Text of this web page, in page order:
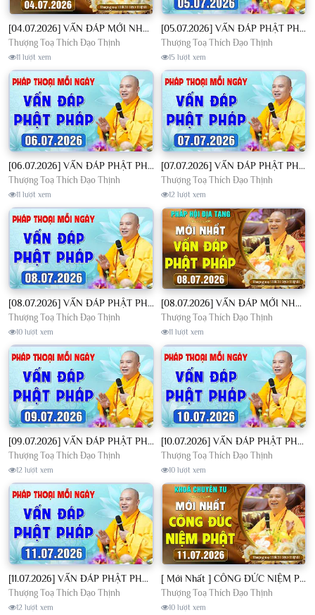
[04.07.2026] VẤN ĐÁP MỚI NHẤT - Pháp Hội Địa Tạng Chùa Khai Nguyên | TT. Thích Đạo Thịnh
Thượng Toạ Thích Đạo Thịnh
11 lượt xem
[05.07.2026] VẤN ĐÁP PHẬT PHÁP - Nghe Thầy giảng Pháp mỗi ngày CÔNG ĐỨC VÔ LƯỢNG│TT. Thích Đạo Thịnh
Thượng Toạ Thích Đạo Thịnh
15 lượt xem
[06.07.2026] VẤN ĐÁP PHẬT PHÁP - Nghe Thầy giảng Pháp mỗi ngày CÔNG ĐỨC VÔ LƯỢNG│TT. Thích Đạo Thịnh
Thượng Toạ Thích Đạo Thịnh
11 lượt xem
[07.07.2026] VẤN ĐÁP PHẬT PHÁP - Nghe Thầy giảng Pháp mỗi ngày CÔNG ĐỨC VÔ LƯỢNG│TT. Thích Đạo Thịnh
Thượng Toạ Thích Đạo Thịnh
12 lượt xem
[08.07.2026] VẤN ĐÁP PHẬT PHÁP - Nghe Thầy giảng Pháp mỗi ngày CÔNG ĐỨC VÔ LƯỢNG│TT. Thích Đạo Thịnh
Thượng Toạ Thích Đạo Thịnh
10 lượt xem
[08.07.2026] VẤN ĐÁP MỚI NHẤT - Pháp Hội Địa Tạng Chùa Khai Nguyên | TT. Thích Đạo Thịnh
Thượng Toạ Thích Đạo Thịnh
11 lượt xem
[09.07.2026] VẤN ĐÁP PHẬT PHÁP - Nghe Thầy giảng Pháp mỗi ngày CÔNG ĐỨC VÔ LƯỢNG│TT. Thích Đạo Thịnh
Thượng Toạ Thích Đạo Thịnh
12 lượt xem
[10.07.2026] VẤN ĐÁP PHẬT PHÁP - Nghe Thầy giảng Pháp mỗi ngày CÔNG ĐỨC VÔ LƯỢNG│TT. Thích Đạo Thịnh
Thượng Toạ Thích Đạo Thịnh
10 lượt xem
[11.07.2026] VẤN ĐÁP PHẬT PHÁP - Nghe Thầy giảng Pháp mỗi ngày CÔNG ĐỨC VÔ LƯỢNG│TT. Thích Đạo Thịnh
Thượng Toạ Thích Đạo Thịnh
12 lượt xem
[ Mới Nhất ] CÔNG ĐỨC NIỆM PHẬT - Khoá Chuyên Tu Chùa Khai Nguyên 11/07/2026 | TT. Thích Đạo Thịnh
Thượng Toạ Thích Đạo Thịnh
10 lượt xem